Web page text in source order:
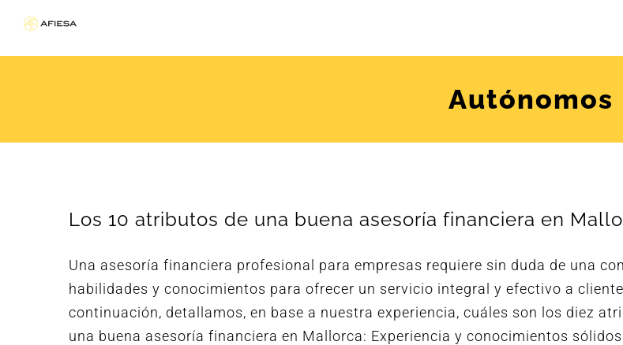
contenido
Autónomos
Los 10 atributos de una buena asesoría financiera en
Una asesoría financiera profesional para empresas requiere sin duda de una
habilidades y conocimientos para ofrecer un servicio integral y efectivo a
continuación, detallamos, en base a nuestra experiencia, cuáles son los diez
una buena asesoría financiera en Mallorca: Experiencia y conocimientos